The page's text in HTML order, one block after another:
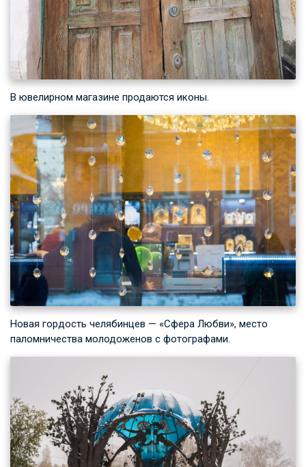
В ювелирном магазине продаются иконы.
Новая гордость челябинцев — «Сфера Любви», место
паломничества молодоженов с фотографами.